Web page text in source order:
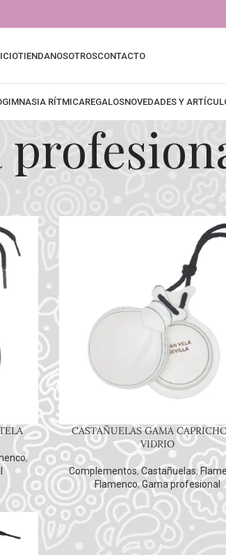
TIENDANOSOTROSCONTACTO
GIMNASIA RÍTMICAREGALOSNOVEDADES Y
,
CASTAÑUELAS GAMA
VIDRIO
Complementos,Castañuelas,
Flamenco,Gama profesional